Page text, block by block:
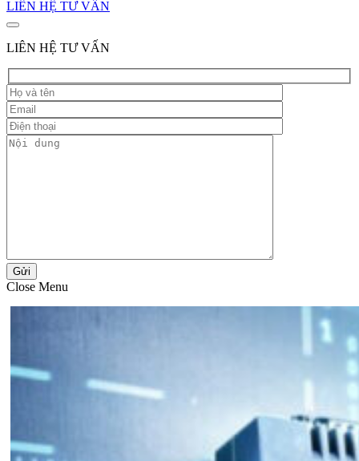
LIÊN HỆ TƯ VẤN
LIÊN HỆ TƯ VẤN
Gửi
Close Menu